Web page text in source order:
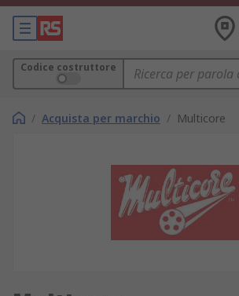
Codice costruttore
/ Acquista per marchio / Multicore